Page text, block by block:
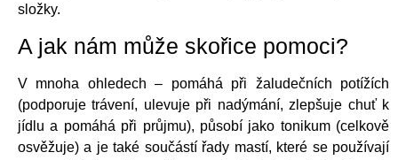
složky.
A jak nám může skořice pomoci?
V mnoha ohledech – pomáhá při žaludečních potížích
(podporuje trávení, ulevuje při nadýmání, zlepšuje chuť k
jídlu a pomáhá při průjmu), působí jako tonikum (celkově
osvěžuje) a je také součástí řady mastí, které se používají